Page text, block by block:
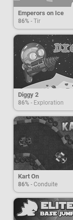
Emperors on Ice
86% - Tir
Diggy 2
86% - Exploration
Kart On
86% - Conduite